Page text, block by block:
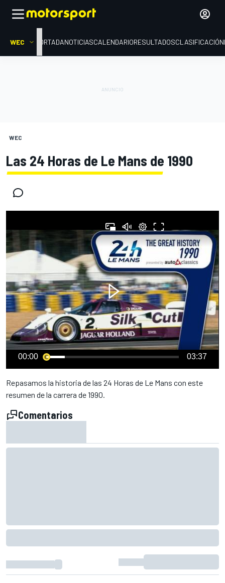
WEC PORTADANOTICIASCALENDARIORESULTADOSCLASIFICACIÓN
WEC
Las 24 Horas de Le Mans de 1990
00:00 03:37
Repasamos la historia de las 24 Horas de Le Mans con este
resumen de la carrera de 1990.
Comentarios